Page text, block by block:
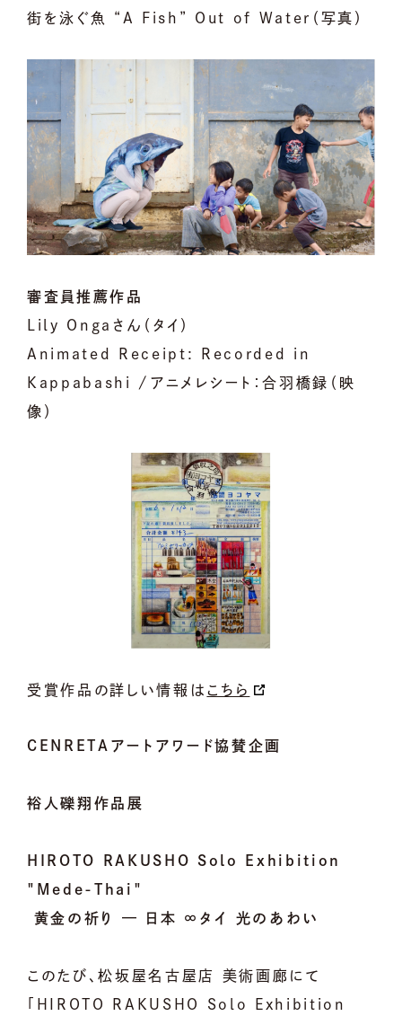
街を泳ぐ魚 “A Fish” Out of Water（写真）
審査員推薦作品
Lily Ongaさん（タイ）
Animated Receipt: Recorded in
Kappabashi /アニメレシート：合羽橋録（映
像）
受賞作品の詳しい情報は こちら
CENRETAアートアワード協賛企画
裕人礫翔作品展
HIROTO RAKUSHO Solo Exhibition
"Mede-Thai"
黄金の祈り — 日本 ∞タイ 光のあわい
このたび、松坂屋名古屋店 美術画廊にて
「HIROTO RAKUSHO Solo Exhibition